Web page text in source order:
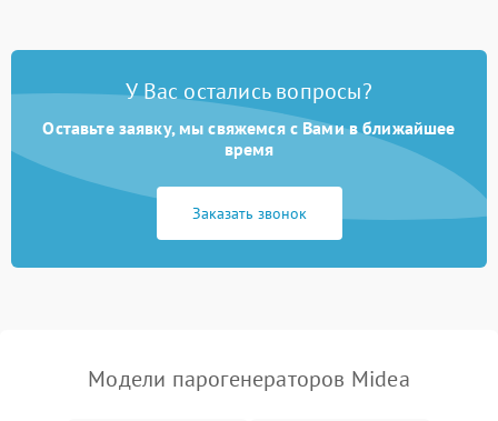
Ошибка платы управления 1500 ₽ Подробнее →
1200 ₽
Не сохраняет настройки Подробнее →
1500 ₽ Подробнее →
Не подает пар 1800 ₽ Подробнее →
У Вас остались вопросы?
Оставьте заявку, мы свяжемся с Вами в ближайшее
время
Заказать звонок
Модели парогенераторов Midea